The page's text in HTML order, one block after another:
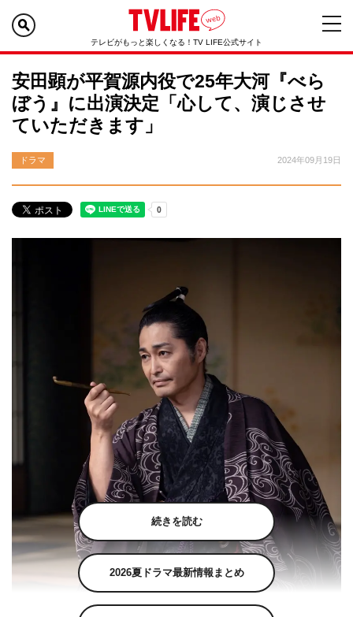
テレビがもっと楽しくなる！TV LIFE公式サイト
安田顕が平賀源内役で25年大河『べら
ぼう』に出演決定「心して、演じさせ
ていただきます」
ドラマ 2024年09月19日
続きを読む
2026夏ドラマ最新情報まとめ